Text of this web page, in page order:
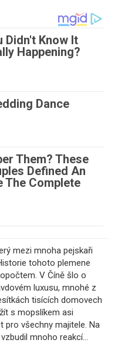
mezi mnoha pejskaři
tohoto plemene
V Číně šlo o
luxusu, mnohé z
tisících domovech
s mopslíkem asi
pro všechny majitele. Na
mnoho reakcí...